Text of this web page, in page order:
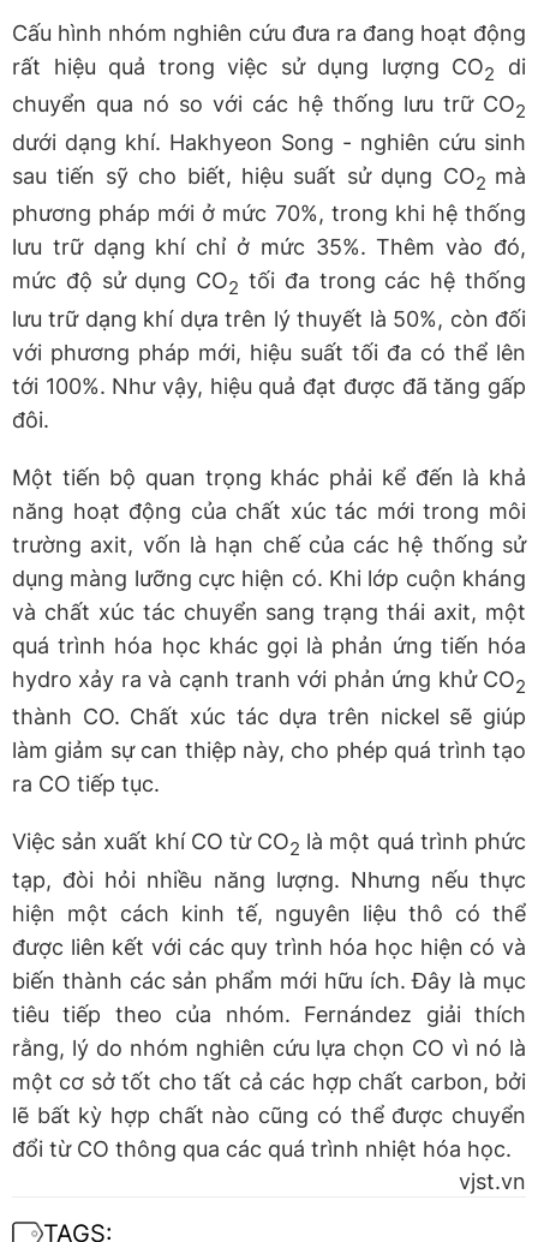
Cấu hình nhóm nghiên cứu đưa ra đang hoạt động
rất hiệu quả trong việc sử dụng lượng CO2
di
chuyển qua nó so với các hệ thống lưu trữ CO2
dưới dạng khí. Hakhyeon Song - nghiên cứu sinh
sau tiến sỹ cho biết, hiệu suất sử dụng CO2 mà
phương pháp mới ở mức 70%, trong khi hệ thống
lưu trữ dạng khí chỉ ở mức 35%. Thêm vào đó,
mức độ sử dụng CO2 tối đa trong các hệ thống
lưu trữ dạng khí dựa trên lý thuyết là 50%, còn đối
với phương pháp mới, hiệu suất tối đa có thể lên
tới 100%. Như vậy, hiệu quả đạt được đã tăng gấp
đôi.
Một tiến bộ quan trọng khác phải kể đến là khả
năng hoạt động của chất xúc tác mới trong môi
trường axit, vốn là hạn chế của các hệ thống sử
dụng màng lưỡng cực hiện có. Khi lớp cuộn kháng
và chất xúc tác chuyển sang trạng thái axit, một
quá trình hóa học khác gọi là phản ứng tiến hóa
hydro xảy ra và cạnh tranh với phản ứng khử CO2
thành CO. Chất xúc tác dựa trên nickel sẽ giúp
làm giảm sự can thiệp này, cho phép quá trình tạo
ra CO tiếp tục.
Việc sản xuất khí CO từ CO2 là một quá trình phức
tạp, đòi hỏi nhiều năng lượng. Nhưng nếu thực
hiện một cách kinh tế, nguyên liệu thô có thể
được liên kết với các quy trình hóa học hiện có và
biến thành các sản phẩm mới hữu ích. Đây là mục
tiêu tiếp theo của nhóm. Fernández giải thích
rằng, lý do nhóm nghiên cứu lựa chọn CO vì nó là
một cơ sở tốt cho tất cả các hợp chất carbon, bởi
lẽ bất kỳ hợp chất nào cũng có thể được chuyển
đổi từ CO thông qua các quá trình nhiệt hóa học.
vjst.vn
TAGS: